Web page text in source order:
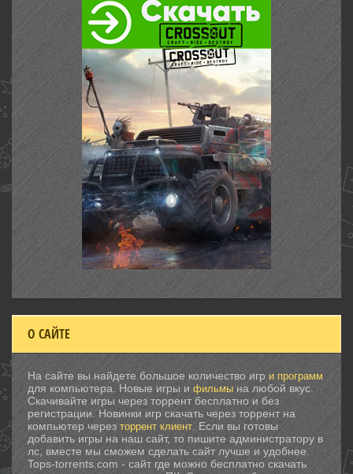
О САЙТЕ
На сайте вы найдете большое количество игр и программ
для компьютера. Новые игры и фильмы на любой вкус.
Скачивайте игры через торрент бесплатно и без
регистрации. Новинки игр скачать через торрент на
компьютер через торрент клиент . Если вы готовы
добавить игры на наш сайт, то пишите администратору в
лс, вместе мы сможем сделать сайт лучше и удобнее.
Tops-torrents.com - сайт где можно бесплатно скачать